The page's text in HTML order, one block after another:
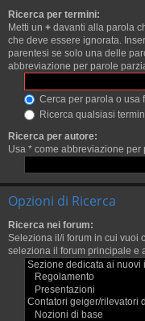
Ricerca per termini:
Metti un + davanti alla parola
che deve essere ignorata.
parentesi se solo una delle
abbreviazione per parole
Cerca per parola o usa
Ricerca qualsiasi
Ricerca per autore:
Usa * come abbreviazione per
Opzioni di Ricerca
Ricerca nei forum:
Seleziona il/i forum in cui vuoi
seleziona il forum principale e